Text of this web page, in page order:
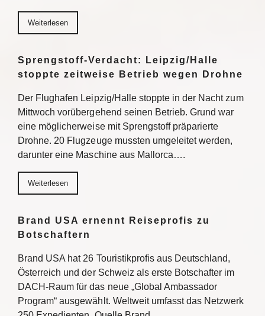
Weiterlesen
Sprengstoff-Verdacht: Leipzig/Halle
stoppte zeitweise Betrieb wegen Drohne
Der Flughafen Leipzig/Halle stoppte in der Nacht zum
Mittwoch vorübergehend seinen Betrieb. Grund war
eine möglicherweise mit Sprengstoff präparierte
Drohne. 20 Flugzeuge mussten umgeleitet werden,
darunter eine Maschine aus Mallorca….
Weiterlesen
Brand USA ernennt Reiseprofis zu
Botschaftern
Brand USA hat 26 Touristikprofis aus Deutschland,
Österreich und der Schweiz als erste Botschafter im
DACH-Raum für das neue „Global Ambassador
Program“ ausgewählt. Weltweit umfasst das Netzwerk